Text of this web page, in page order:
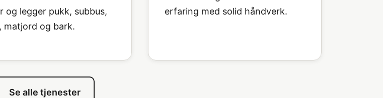
og legger pukk, subbus,
matjord og bark.
erfaring med solid håndverk.
Se alle tjenester